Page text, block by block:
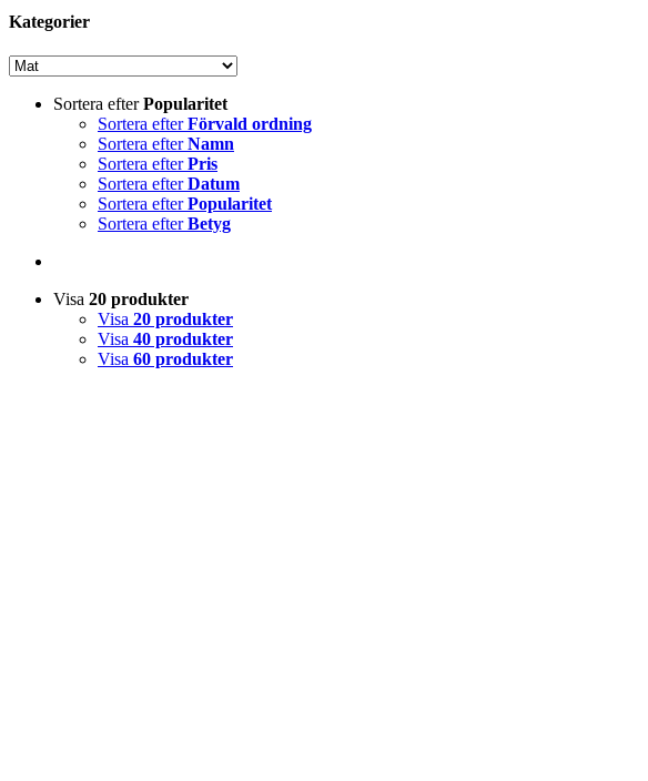
Kategorier
Sortera efterPopularitet
Sortera efterFörvald ordning
Sortera efterNamn
Sortera efterPris
Sortera efterDatum
Sortera efterPopularitet
Sortera efterBetyg
Visa 20 produkter
Visa 20 produkter
Visa 40 produkter
Visa 60 produkter